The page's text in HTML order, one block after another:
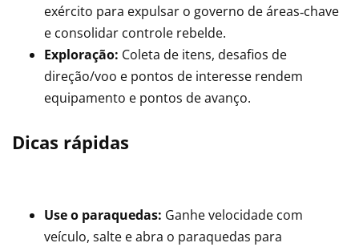
exército para expulsar o governo de áreas‑chave
e consolidar controle rebelde.
Exploração: Coleta de itens, desafios de
direção/voo e pontos de interesse rendem
equipamento e pontos de avanço.
Dicas rápidas
Use o paraquedas: Ganhe velocidade com
veículo, salte e abra o paraquedas para